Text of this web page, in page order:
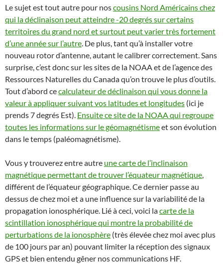
Le sujet est tout autre pour noscousins Nord Américains chez
qui la déclinaison peut atteindre -20 degrés sur certains
territoires du grand nord et surtout peut varier très fortement
d’une année sur l’autre. De plus, tant qu’à installer votre
nouveau rotor d’antenne, autant le calibrer correctement. Sans
surprise, c’est donc sur les sites de la NOAA et de l’agence des
Ressources Naturelles du Canada qu’on trouve le plus d’outils.
Tout d’abord cecalculateur de déclinaison qui vous donne la
valeur à appliquer suivant vos latitudes et longitudes (ici je
prends 7 degrés Est). Ensuite ce site de la NOAA qui regroupe
toutes les informations sur le géomagnétismeet son évolution
dans le temps (paléomagnétisme).
Vous y trouverez entre autre une carte de l’inclinaison
magnétique permettant de trouver l’équateur magnétique,
différent de l’équateur géographique. Ce dernier passe au
dessus de chez moi et a une influence sur la variabilité de la
propagation ionosphérique. Lié à ceci, voici lacarte de la
scintillation ionosphérique qui montre la probabilité de
perturbations de la ionosphère (très élevée chez moi avec plus
de 100 jours par an) pouvant limiter la réception des signaux
GPS et bien entendu gêner nos communications HF.